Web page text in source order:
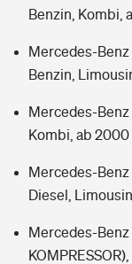
Benzin, Kombi,
Mercedes-Benz
Benzin,
Mercedes-Benz
Kombi, ab 2000
Mercedes-Benz
Diesel,
Mercedes-Benz